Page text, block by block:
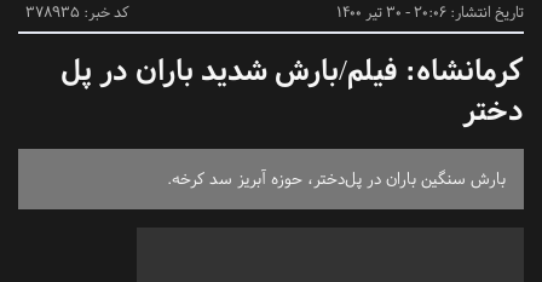
تاریخ انتشار: 20:06 - 30 تیر 1400 کد خبر: 378935
کرمانشاه: فیلم/بارش شدید باران در پل
دختر
بارش سنگین باران در پل‌دختر، حوزه آبریز سد کرخه.